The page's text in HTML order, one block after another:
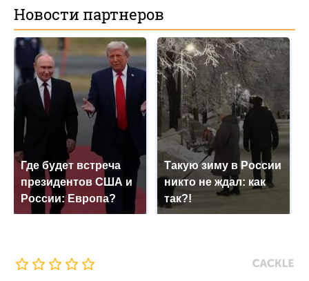
Новости партнеров
Где будет встреча
президентов США и
России: Европа?
Такую зиму в России
никто не ждал: как
так?!